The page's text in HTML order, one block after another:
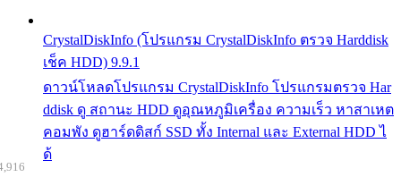
CrystalDiskInfo (โปรแกรม CrystalDiskInfo ตรวจ Harddisk
เช็ค HDD) 9.9.1
ดาวน์โหลดโปรแกรม CrystalDiskInfo โปรแกรมตรวจ Har
ddisk ดู สถานะ HDD ดูอุณหภูมิเครื่อง ความเร็ว หาสาเหต
คอมพัง ดูฮาร์ดดิสก์ SSD ทั้ง Internal และ External HDD ไ
ด้